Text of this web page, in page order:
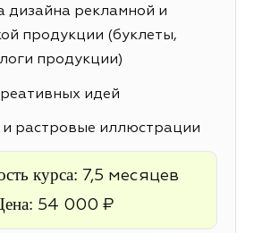
дизайна рекламной и
продукции (буклеты,
продукции)
идей
и растровые иллюстрации
курса: 7,5 месяцев
54 000 ₽